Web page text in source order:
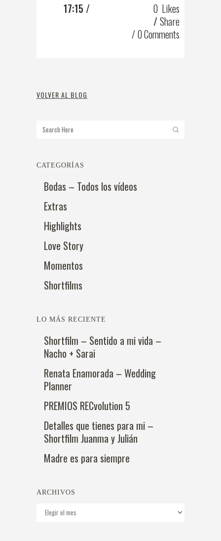
17:15 / 0 Likes
Share
0 Comments
VOLVER AL BLOG
CATEGORÍAS
Bodas – Todos los vídeos
Extras
Highlights
Love Story
Momentos
Shortfilms
LO MÁS RECIENTE
Shortfilm – Sentido a mi vida –
Nacho + Sarai
Renata Enamorada – Wedding
Planner
PREMIOS RECvolution 5
Detalles que tienes para mi –
Shortfilm Juanma y Julián
Madre es para siempre
ARCHIVOS
Archivos